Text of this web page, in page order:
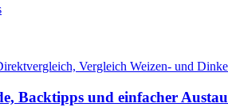
Backtipps und einfacher